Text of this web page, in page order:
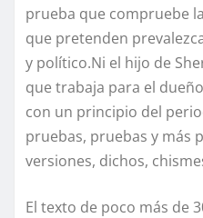
prueba que compruebe
que pretenden
y político.Ni el hijo de
que trabaja para el
con un principio del
pruebas, pruebas y más
versiones, dichos,
El texto de poco más de